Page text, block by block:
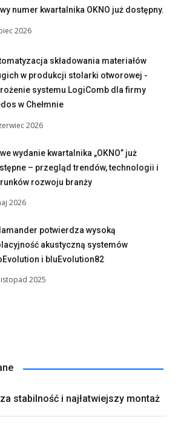
numer kwartalnika OKNO już dostępny.
2026
składowania materiałów
w produkcji stolarki otworowej -
systemu LogiComb dla firmy
w Chełmnie
2026
wydanie kwartalnika „OKNO” już
– przegląd trendów, technologii i
rozwoju branży
2026
potwierdza wysoką
akustyczną systemów
i bluEvolution82
2025
stabilność i najłatwiejszy montaż